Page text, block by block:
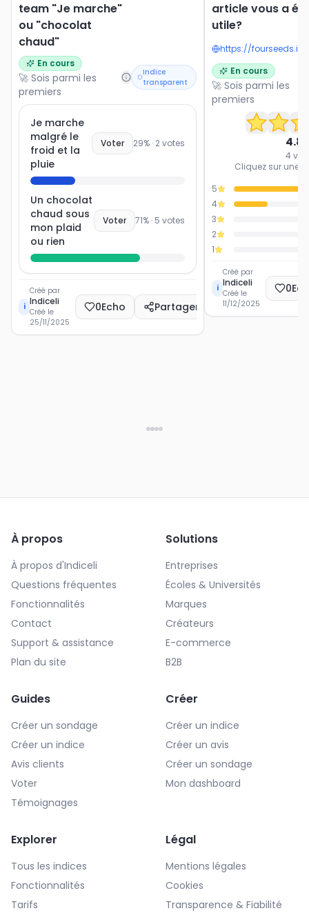
team "Je marche"
ou "chocolat
chaud"
En cours
🚀 Sois parmi les
premiers
Indice
transparent
Je marche
malgré le
froid et la
pluie
Voter 29% · 2votes
Un chocolat
chaud sous
mon plaid
ou rien
Voter 71% · 5 votes
i
Créé par
Indiceli
Créé le
25/11/2025
0Echo Partager
article vous a
utile?
En cours
🚀 Sois parmi les
premiers
4.8
4
Cliquez sur une
5
4
3
2
1
i
Créé par
Indiceli
Créé le
11/12/2025
0
À propos
À propos d'Indiceli
Questions fréquentes
Fonctionnalités
Contact
Support & assistance
Plan du site
Solutions
Entreprises
Écoles & Universités
Marques
Créateurs
E-commerce
B2B
Guides
Créer un sondage
Créer un indice
Avis clients
Voter
Témoignages
Créer
Créer un indice
Créer un avis
Créer un sondage
Mon dashboard
Explorer
Tous les indices
Fonctionnalités
Tarifs
Légal
Mentions légales
Cookies
Transparence & Fiabilité